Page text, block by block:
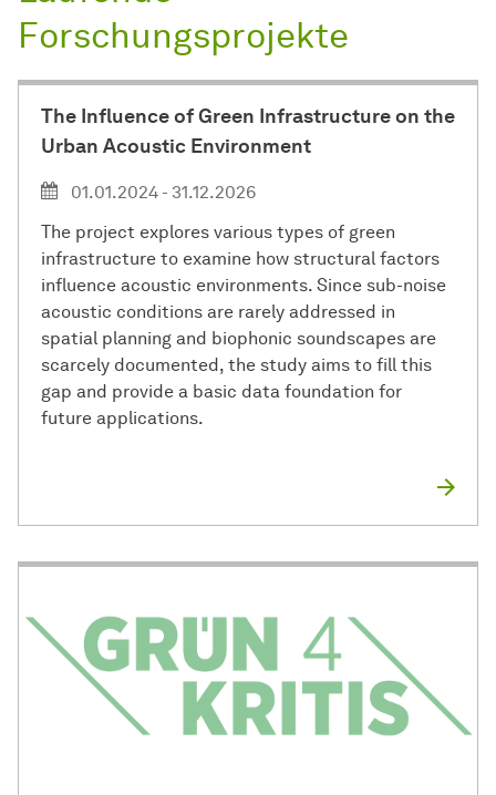
Forschungsprojekte
The Influence of Green Infrastructure on the
Urban Acoustic Environment
01.01.2024 - 31.12.2026
The project explores various types of green
infrastructure to examine how structural factors
influence acoustic environments. Since sub-noise
acoustic conditions are rarely addressed in
spatial planning and biophonic soundscapes are
scarcely documented, the study aims to fill this
gap and provide a basic data foundation for
future applications.